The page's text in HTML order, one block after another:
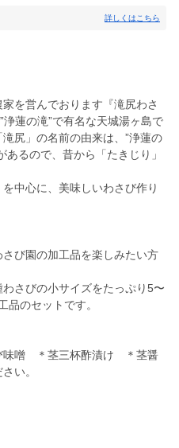
詳しくはこちら
を営んでおります『滝尻わさ
浄蓮の滝”で有名な天城湯ヶ島で
尻」の名前の由来は、”浄蓮の
るので、昔から「たきじり」
中心に、美味しいわさび作り
び園の加工品を楽しみたい方
さびの小サイズをたっぷり5〜
品のセットです。
味噌 ＊茎三杯酢漬け ＊茎醤
い。